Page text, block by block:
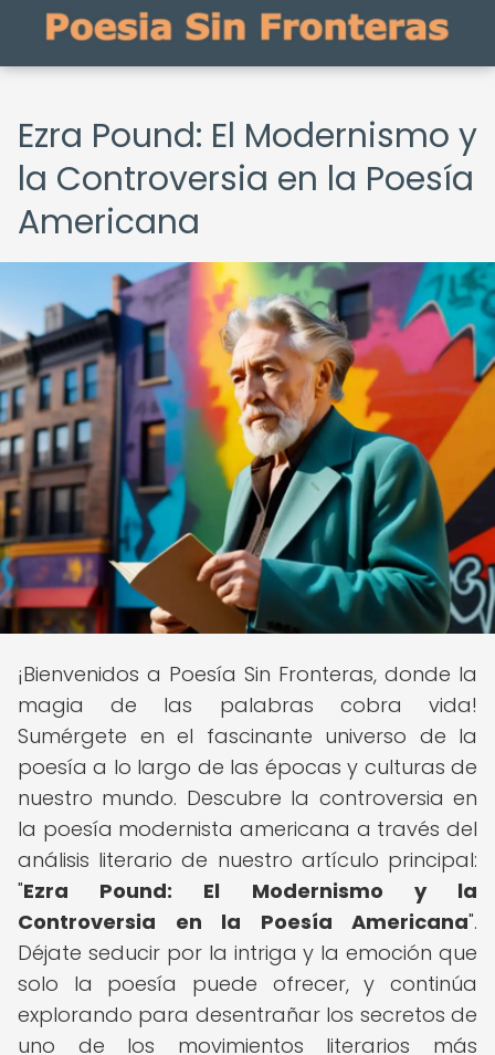
Ezra Pound: El Modernismo y
la Controversia en la Poesía
Americana
¡Bienvenidos a Poesía Sin Fronteras, donde la
magia de las palabras cobra vida!
Sumérgete en el fascinante universo de la
poesía a lo largo de las épocas y culturas de
nuestro mundo. Descubre la controversia en
la poesía modernista americana a través del
análisis literario de nuestro artículo principal:
"Ezra Pound: El Modernismo y la
Controversia en la Poesía Americana".
Déjate seducir por la intriga y la emoción que
solo la poesía puede ofrecer, y continúa
explorando para desentrañar los secretos de
uno de los movimientos literarios más